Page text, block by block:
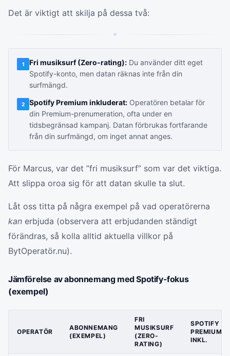
Det är viktigt att skilja på dessa två:
1 Fri musiksurf (Zero-rating): Du använder ditt eget
Spotify-konto, men datan räknas inte från din
surfmängd.
2 Spotify Premium inkluderat: Operatören betalar för
din Premium-prenumeration, ofta under en
tidsbegränsad kampanj. Datan förbrukas fortfarande
från din surfmängd, om inget annat anges.
För Marcus, var det ”fri musiksurf” som var det viktiga.
Att slippa oroa sig för att datan skulle ta slut.
Låt oss titta på några exempel på vad operatörerna
kan erbjuda (observera att erbjudanden ständigt
förändras, så kolla alltid aktuella villkor på
BytOperatör.nu).
Jämförelse av abonnemang med Spotify-fokus
(exempel)
OPERATÖR
ABONNEMANG
(EXEMPEL)
FRI
MUSIKSURF
(ZERO-
RATING)
SPOTIFY
PREMIUM
INKL.